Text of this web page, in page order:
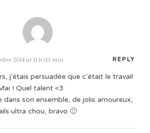
2014 at 11 h 03 min REPLY
j'étais persuadée que c'était le travail
! Quel talent <3
dans son ensemble, de jolis amoureux,
ultra chou, bravo 🙂